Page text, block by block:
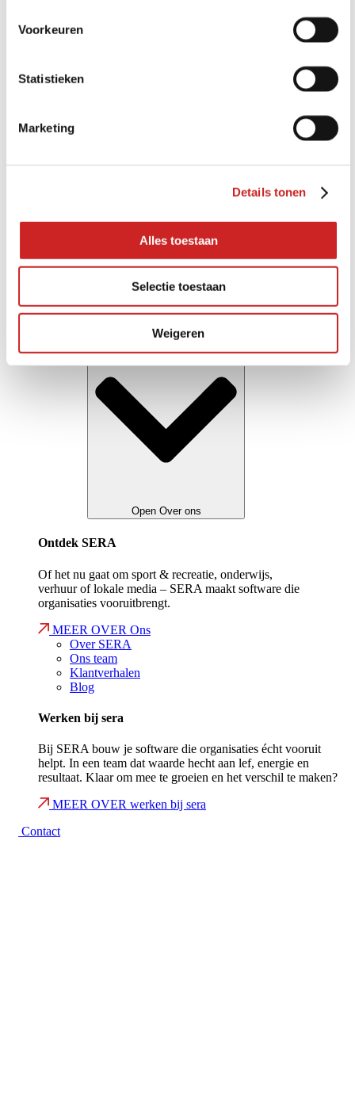
Voorkeuren
Statistieken
Marketing
Details tonen
Alles toestaan
Selectie toestaan
Weigeren
Banners
Jaarplannen
Over ons
Sluit Over ons
Open Over ons
Ontdek SERA
Of het nu gaat om sport & recreatie, onderwijs,
verhuur of lokale media – SERA maakt software die
organisaties vooruitbrengt.
MEER OVER Ons
Over SERA
Ons team
Klantverhalen
Blog
Werken bij sera
Bij SERA bouw je software die organisaties écht vooruit
helpt. In een team dat waarde hecht aan lef, energie en
resultaat. Klaar om mee te groeien en het verschil te maken?
MEER OVER werken bij sera
Contact